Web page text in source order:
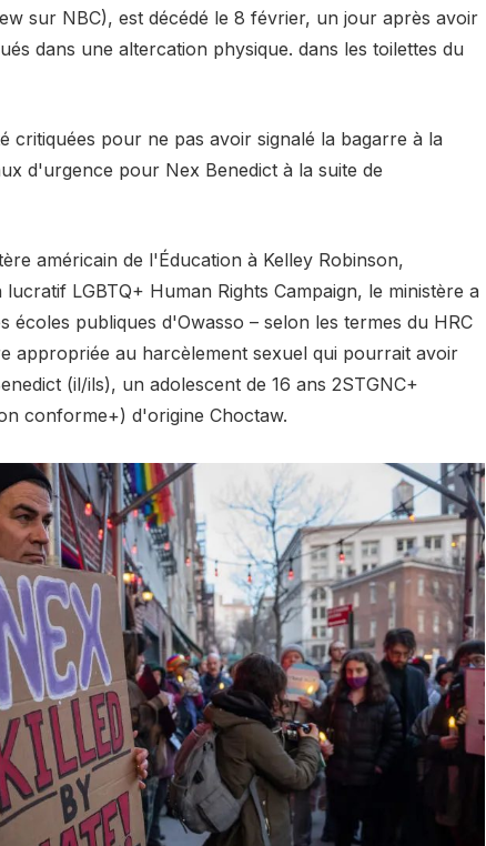
sur NBC), est décédé le 8 février, un jour après avoir
dans une altercation physique. dans les toilettes du
critiquées pour ne pas avoir signalé la bagarre à la
d'urgence pour Nex Benedict à la suite de
américain de l'Éducation à Kelley Robinson,
LGBTQ+ Human Rights Campaign, le ministère a
publiques d'Owasso – selon les termes du HRC
appropriée au harcèlement sexuel qui pourrait avoir
(il/ils), un adolescent de 16 ans 2STGNC+
conforme+) d'origine Choctaw.